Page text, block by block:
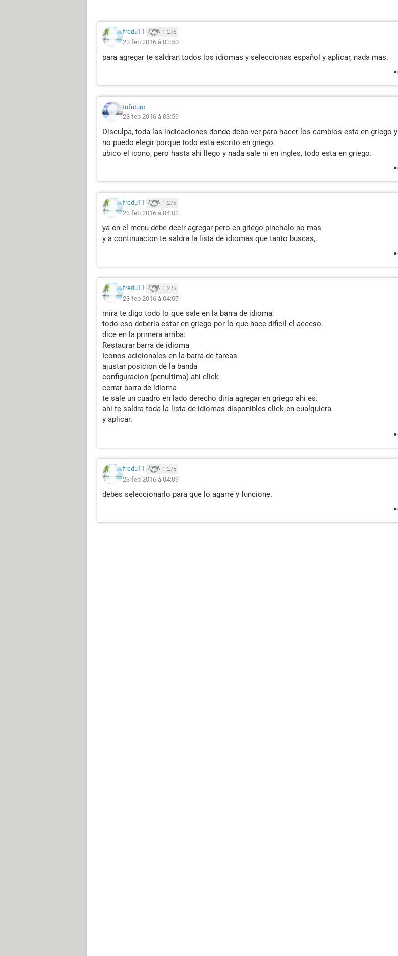
fredu11 1.275
23 feb 2016 à 03:50
para agregar te saldran todos los idiomas y seleccionas español y aplicar, nada mas.
tufuturo
23 feb 2016 à 03:59
Disculpa, toda las indicaciones donde debo ver para hacer los cambios esta en griego y
no puedo elegir porque todo esta escrito en griego.
ubico el icono, pero hasta ahi llego y nada sale ni en ingles, todo esta en griego.
fredu11 1.275
23 feb 2016 à 04:02
ya en el menu debe decir agregar pero en griego pinchalo no mas
y a continuacion te saldra la lista de idiomas que tanto buscas,.
fredu11 1.275
23 feb 2016 à 04:07
mira te digo todo lo que sale en la barra de idioma:
todo eso deberia estar en griego por lo que hace dificil el acceso.
dice en la primera arriba:
Restaurar barra de idioma
Iconos adicionales en la barra de tareas
ajustar posicion de la banda
configuracion (penultima) ahi click
cerrar barra de idioma
te sale un cuadro en lado derecho diria agregar en griego ahi es.
ahi te saldra toda la lista de idiomas disponibles click en cualquiera
y aplicar.
fredu11 1.275
23 feb 2016 à 04:09
debes seleccionarlo para que lo agarre y funcione.